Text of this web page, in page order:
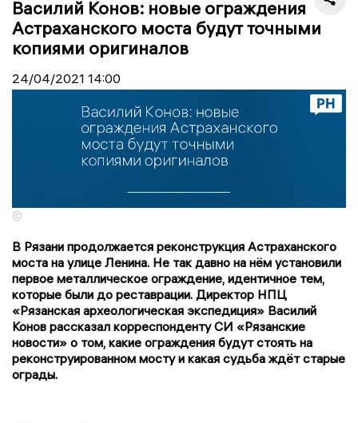
Василий Конов: новые ограждения
Астраханского моста будут точными
копиями оригиналов
24/04/2021 14:00
©
В Рязани продолжается реконструкция Астраханского
моста на улице Ленина. Не так давно на нём установили
первое металлическое ограждение, идентичное тем,
которые были до реставрации. Директор НПЦ
«Рязанская археологическая экспедиция» Василий
Конов рассказал корреспонденту СИ «Рязанские
новости» о том, какие ограждения будут стоять на
реконструированном мосту и какая судьба ждёт старые
ограды.